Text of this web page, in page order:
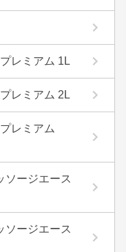
レミアム 1L
レミアム 2L
レミアム
ソージエース
ソージエース